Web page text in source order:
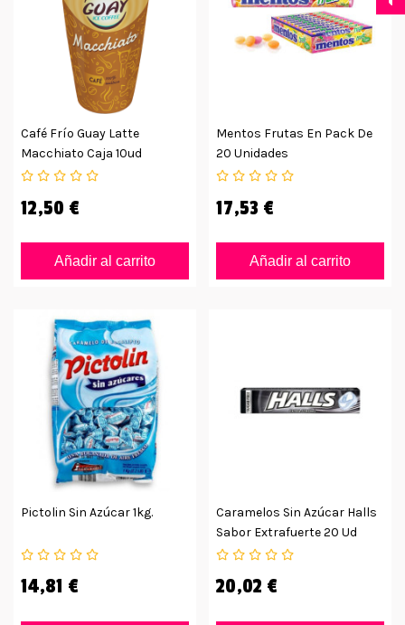
Café Frío Guay Latte
Macchiato Caja 10ud
12,50 €
Añadir al carrito
Mentos Frutas En Pack De
20 Unidades
17,53 €
Añadir al carrito
Pictolin Sin Azúcar 1kg.
14,81 €
Caramelos Sin Azúcar Halls
Sabor Extrafuerte 20 Ud
20,02 €